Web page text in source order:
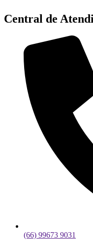
Central de
(66) 99673 9031